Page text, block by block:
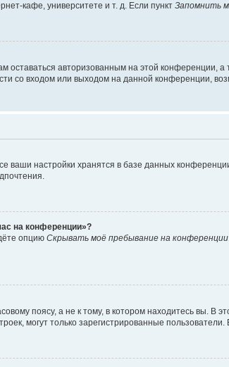
кафе, университете и т. д. Если пункт Запомнить
оставаться авторизованным на этой конференции,
со входом или выходом на данной конференции,
ваши настройки хранятся в базе данных
на конференции»?
опцию Скрывать моё пребывание на конференции
поясу, а не к тому, в котором находитесь вы. В
могут только зарегистрированные